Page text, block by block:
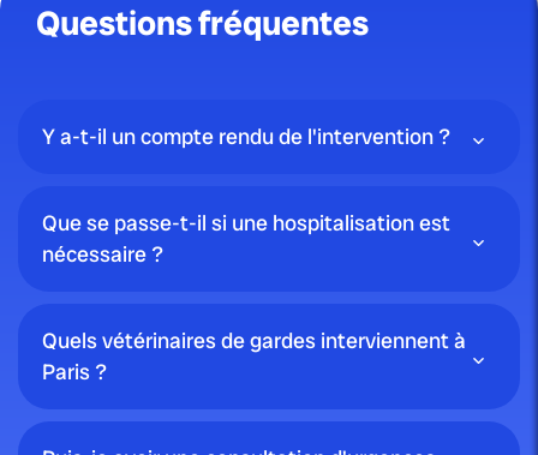
Questions fréquentes
Y a-t-il un compte rendu de l'intervention ?
Que se passe-t-il si une hospitalisation est
nécessaire ?
Quels vétérinaires de gardes interviennent à
Paris ?